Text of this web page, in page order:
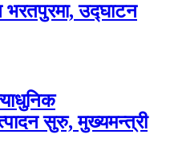
भरतपुरमा, उद्घाटन
सुरु, मुख्यमन्त्री